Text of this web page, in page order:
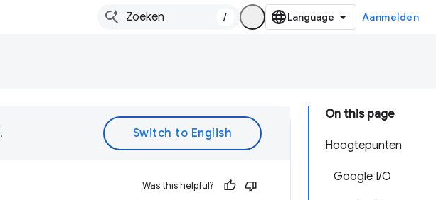
/ Aanmelden
On this page
Hoogtepunten
Google I/O
.
Was this helpful?